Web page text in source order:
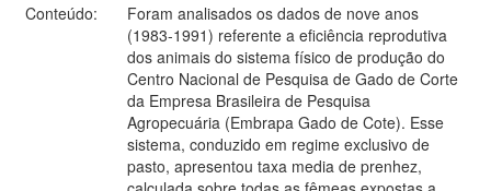
Conteúdo:
Foram analisados os dados de nove anos
(1983-1991) referente a eficiência reprodutiva
dos animais do sistema físico de produção do
Centro Nacional de Pesquisa de Gado de Corte
da Empresa Brasileira de Pesquisa
Agropecuária (Embrapa Gado de Cote). Esse
sistema, conduzido em regime exclusivo de
pasto, apresentou taxa media de prenhez,